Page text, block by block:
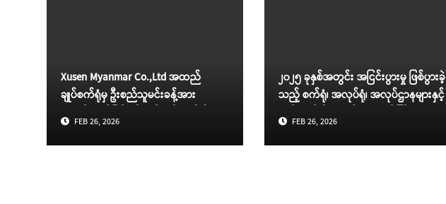
Xusen Myanmar Co.,Ltd အထည်
ချုပ်စက်ရုံမှ ဦးစည်သူမင်းခန့်အား
အလုပ်ထုတ်ခြင်းကိစ္စနှင့်ပတ်သက်၍
ဆောင်ရွက်ထားရှိမှုအခြေအနေများ
ရှင်းလင်းတင်ပြခြင်း
FEB 26, 2026
၂၀၂၅ ခုနှစ်အတွင်း အငြင်းပွားမှု ဖြစ်ပွားခဲ့
သည့် စက်ရုံ၊ အလုပ်ရုံ၊ အလုပ်ဌာနများနှင့်
ပတ်သက်၍ အလုပ်သမားဝန်ကြီးဌာနက
ဆောင်ရွက်ခဲ့မှုအခြေအနေရှင်းလင်း
တင်ပြခြင်း
FEB 26, 2026